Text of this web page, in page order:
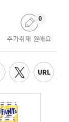
추가취재 원해요
0